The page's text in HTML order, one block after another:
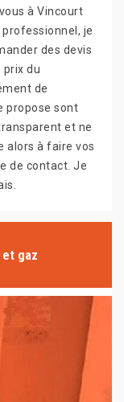
à Vincourt
je
des devis
prix du
de
propose sont
et ne
alors à faire vos
de contact. Je
et gaz